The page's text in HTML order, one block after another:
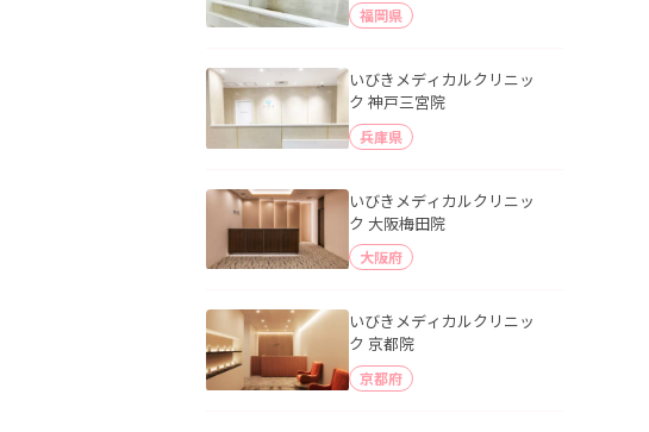
福岡県
いびきメディカルクリニッ
ク 神戸三宮院
兵庫県
いびきメディカルクリニッ
ク 大阪梅田院
大阪府
いびきメディカルクリニッ
ク 京都院
京都府